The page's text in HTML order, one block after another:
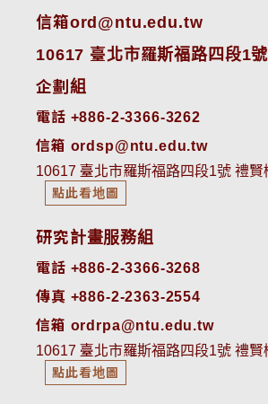
信箱ord@ntu.edu.tw
10617 臺北市羅斯福路四段1
企劃組
電話 +886-2-3366-3262
信箱 ordsp@ntu.edu.tw
10617 臺北市羅斯福路四段1號 禮賢
點此看地圖
研究計畫服務組
電話 +886-2-3366-3268
傳真 +886-2-2363-2554
信箱 ordrpa@ntu.edu.tw
10617 臺北市羅斯福路四段1號 禮賢
點此看地圖